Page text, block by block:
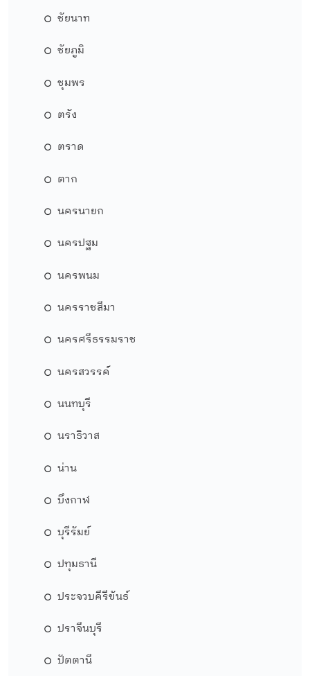
ชัยนาท
ชัยภูมิ
ชุมพร
ตรัง
ตราด
ตาก
นครนายก
นครปฐม
นครพนม
นครราชสีมา
นครศรีธรรมราช
นครสวรรค์
นนทบุรี
นราธิวาส
น่าน
บึงกาฬ
บุรีรัมย์
ปทุมธานี
ประจวบคีรีขันธ์
ปราจีนบุรี
ปัตตานี